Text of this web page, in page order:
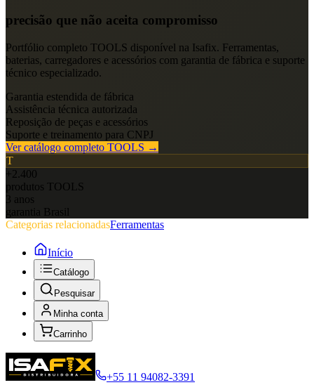
precisão que não aceita compromisso
Portfólio completo TOOLS disponível na Isafix. Ferramentas,
baterias, carregadores e acessórios com garantia de fábrica e suporte
técnico especializado.
Garantia estendida de fábrica
Assistência técnica autorizada
Reposição de peças e acessórios
Suporte e treinamento para CNPJ
Ver catálogo completo TOOLS →
T
+2.400
produtos TOOLS
3 anos
garantia Brasil
Categorias relacionadasFerramentas
Início
Catálogo
Pesquisar
Minha conta
Carrinho
+55 11 94082-3391